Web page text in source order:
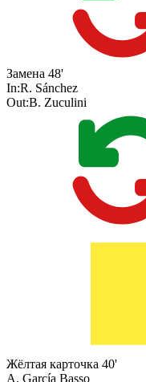
Замена 48'
In:R. Sánchez
Out:B. Zuculini
Жёлтая карточка 40'
A. García Basso